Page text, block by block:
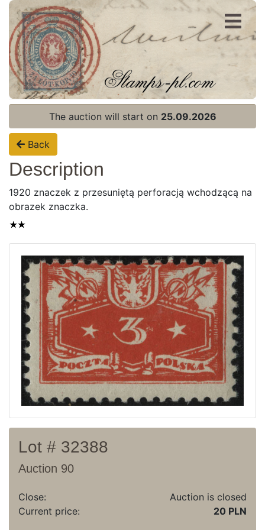
Register
Login
Home page
Current auction
Recent result
Archive
Regulation
Contact
The auction will start on 25.09.2026
Back
Description
1920 znaczek z przesuniętą perforacją wchodzącą na
obrazek znaczka.
Lot # 32388
Auction 90
Close:
Auction is closed
Current price:
20 PLN